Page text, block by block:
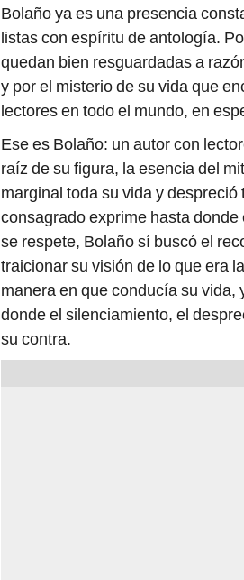
Bolaño ya es una presencia
listas con espíritu de antología.
quedan bien resguardadas a
y por el misterio de su vida que
lectores en todo el mundo, en
Ese es Bolaño: un autor con
raíz de su figura, la esencia del
marginal toda su vida y
consagrado exprime hasta
se respete, Bolaño sí buscó el
traicionar su visión de lo que era
manera en que conducía su vida,
donde el silenciamiento, el
su contra.